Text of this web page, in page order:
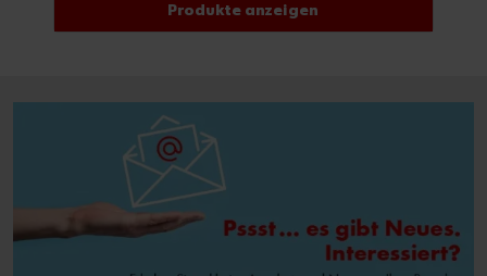
Produkte anzeigen